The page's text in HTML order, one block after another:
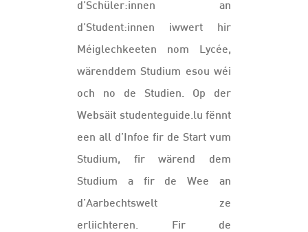
d’Schüler:innen an
d’Student:innen iwwert hir
Méiglechkeeten nom Lycée,
wärenddem Studium esou wéi
och no de Studien. Op der
Websäit studenteguide.lu fënnt
een all d’Infoe fir de Start vum
Studium, fir wärend dem
Studium a fir de Wee an
d’Aarbechtswelt ze
erliichteren. Fir de